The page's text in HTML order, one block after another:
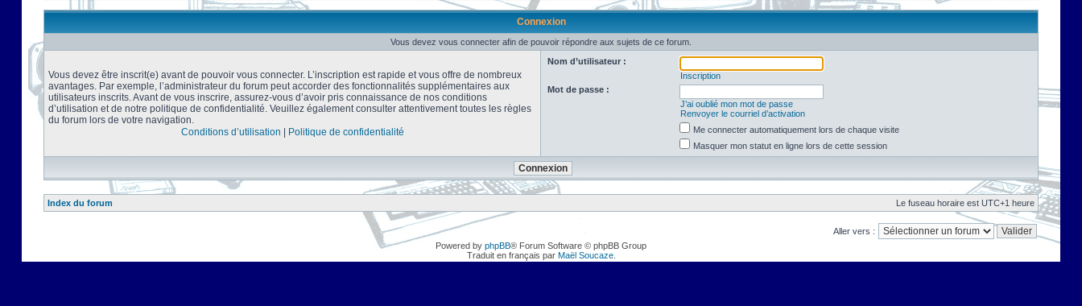
Connexion
Vous devez vous connecter afin de pouvoir répondre aux sujets de ce forum.
Vous devez être inscrit(e) avant de pouvoir vous connecter. L’inscription est rapide et vous offre de nombreux
avantages. Par exemple, l’administrateur du forum peut accorder des fonctionnalités supplémentaires aux
utilisateurs inscrits. Avant de vous inscrire, assurez-vous d’avoir pris connaissance de nos conditions
d’utilisation et de notre politique de confidentialité. Veuillez également consulter attentivement toutes les règles
du forum lors de votre navigation.
Conditions d’utilisation
Politique de confidentialité
Nom d’utilisateur :
Inscription
Mot de passe :
J’ai oublié mon mot de passe
Renvoyer le courriel d’activation
Me connecter automatiquement lors de chaque visite
Masquer mon statut en ligne lors de cette session
Index du forum Le fuseau horaire est UTC+1 heure
Aller vers :
Powered by phpBB® Forum Software © phpBB Group
Traduit en français par Maël Soucaze.